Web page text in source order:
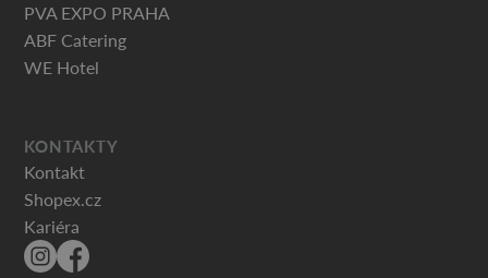
PVA EXPO PRAHA
ABF Catering
WE Hotel
KONTAKTY
Kontakt
Shopex.cz
Kariéra